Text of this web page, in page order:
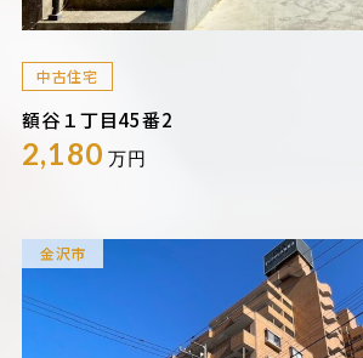
中古住宅
額谷１丁目45番2
2,180 万円
金沢市